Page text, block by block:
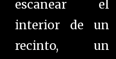
escanear el
interior de un
recinto, un